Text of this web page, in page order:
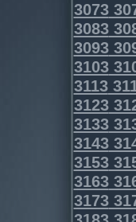
3073
3083
3093
3103
3113
3123
3133
3143
3153
3163
3173